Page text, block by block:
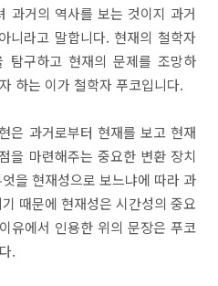
과거의 역사를 보는 것이지 과거
니라고 말합니다. 현재의 철학자
탐구하고 현재의 문제를 조망하
하는 이가 철학자 푸코입니다.
은 과거로부터 현재를 보고 현재
을 마련해주는 중요한 변환 장치
을 현재성으로 보느냐에 따라 과
때문에 현재성은 시간성의 중요
유에서 인용한 위의 문장은 푸코
.